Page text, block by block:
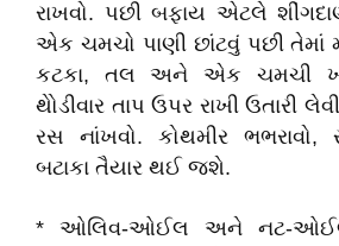
રાખવો. પછી બફાય એટલે
એક ચમચો પાણી છાંટવું પછી તેમાં
કટકા, તલ અને એક ચમચી
થોેડીવાર તાપ ઉપર રાખી ઉતારી
રસ નાંખવો. કોથમીર ભભરાવો,
બટાકા તૈયાર થઈ જશે.
* ઓલિવ-ઓઈલ અને નટ-